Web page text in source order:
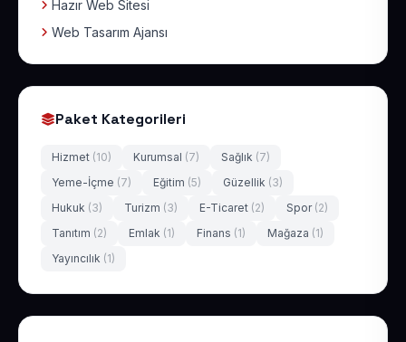
Hazır Web Sitesi
Web Tasarım Ajansı
Paket Kategorileri
Hizmet (10) Kurumsal (7) Sağlık (7)
Yeme-İçme (7) Eğitim (5) Güzellik (3)
Hukuk (3) Turizm (3) E-Ticaret (2) Spor (2)
Tanıtım (2) Emlak (1) Finans (1) Mağaza (1)
Yayıncılık (1)